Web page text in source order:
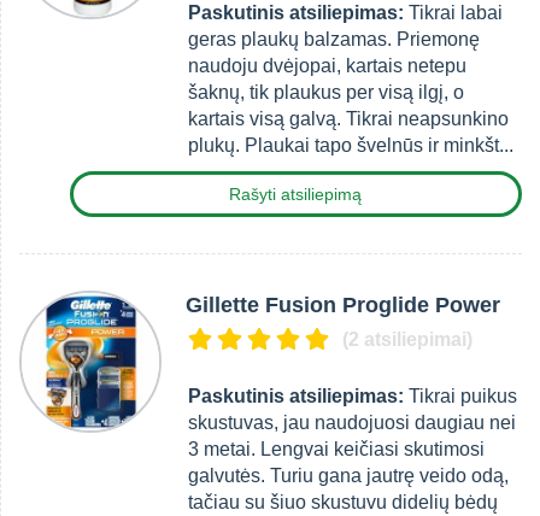
Paskutinis atsiliepimas: Tikrai labai
geras plaukų balzamas. Priemonę
naudoju dvėjopai, kartais netepu
šaknų, tik plaukus per visą ilgį, o
kartais visą galvą. Tikrai neapsunkino
plukų. Plaukai tapo švelnūs ir minkšt...
Rašyti atsiliepimą
Gillette Fusion Proglide Power
(2 atsiliepimai)
Paskutinis atsiliepimas: Tikrai puikus
skustuvas, jau naudojuosi daugiau nei
3 metai. Lengvai keičiasi skutimosi
galvutės. Turiu gana jautrę veido odą,
tačiau su šiuo skustuvu didelių bėdų